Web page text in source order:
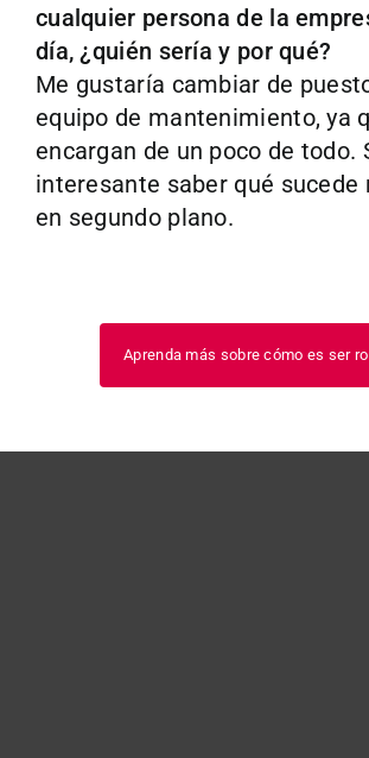
cualquier persona de la
día, ¿quién sería y por qué?
Me gustaría cambiar de
equipo de mantenimiento, ya
encargan de un poco de todo.
interesante saber qué sucede
en segundo plano.
Aprenda más sobre cómo es ser